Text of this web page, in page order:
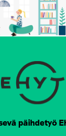
päihdetyö